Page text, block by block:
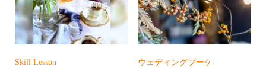
Skill Lesson ウェディングブーケ